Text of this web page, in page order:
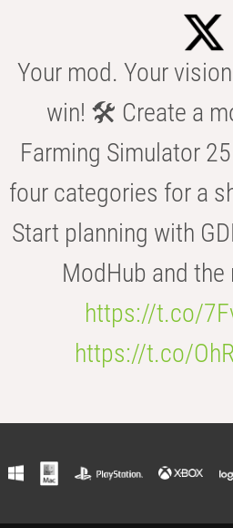
Your mod. Your
win! 🛠️ Create a
Farming Simulator
four categories for a
Start planning with
ModHub and
https://t.co/
https://t.co/